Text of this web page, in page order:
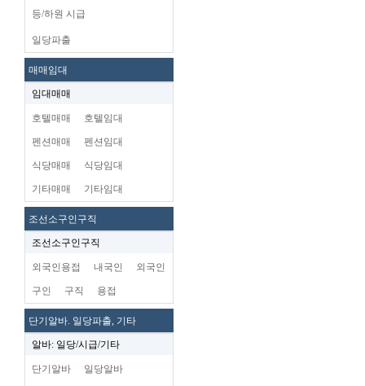
등/하원 시급
일당파출
매매임대
임대매매
호텔매매 호텔임대
펜션매매 펜션임대
식당매매 식당임대
기타매매 기타임대
조선소구인구직
조선소구인구직
외국인용접 내국인 외국인
구인 구직 용접
단기알바. 일당파출, 기타
알바: 일당/시급/기타
단기알바 일당알바